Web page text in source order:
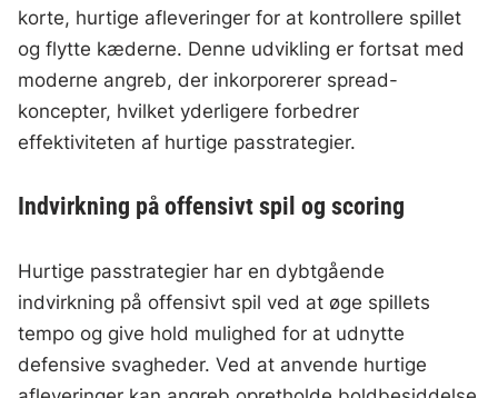
korte, hurtige afleveringer for at kontrollere spillet
og flytte kæderne. Denne udvikling er fortsat med
moderne angreb, der inkorporerer spread-
koncepter, hvilket yderligere forbedrer
effektiviteten af hurtige passtrategier.
Indvirkning på offensivt spil og scoring
Hurtige passtrategier har en dybtgående
indvirkning på offensivt spil ved at øge spillets
tempo og give hold mulighed for at udnytte
defensive svagheder. Ved at anvende hurtige